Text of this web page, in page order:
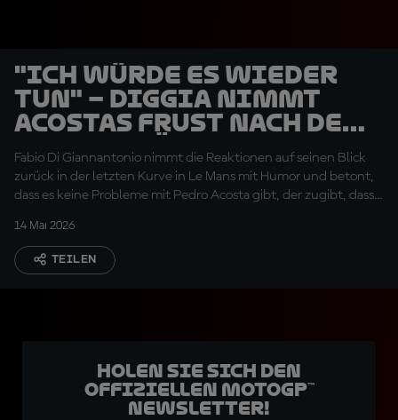
"Ich würde es wieder
tun" – Diggia nimmt
Acostas Frust nach dem
Blick zurück in Le Mans
gelassen hin
Fabio Di Giannantonio nimmt die Reaktionen auf seinen Blick
zurück in der letzten Kurve in Le Mans mit Humor und betont,
dass es keine Probleme mit Pedro Acosta gibt, der zugibt, dass
14 Mai 2026
TEILEN
Holen Sie sich den
offiziellen MotoGP™
Newsletter!